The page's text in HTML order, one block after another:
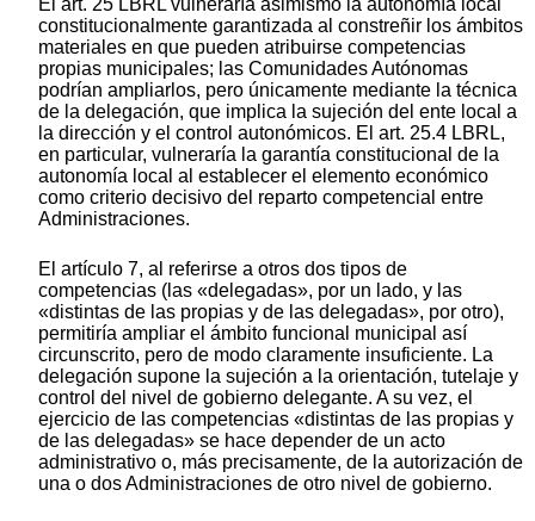
constitucionalmente garantizada al constreñir los ámbitos
materiales en que pueden atribuirse competencias
propias municipales; las Comunidades Autónomas
podrían ampliarlos, pero únicamente mediante la técnica
de la delegación, que implica la sujeción del ente local a
la dirección y el control autonómicos. El art. 25.4 LBRL,
en particular, vulneraría la garantía constitucional de la
autonomía local al establecer el elemento económico
como criterio decisivo del reparto competencial entre
Administraciones.
El artículo 7, al referirse a otros dos tipos de
competencias (las «delegadas», por un lado, y las
«distintas de las propias y de las delegadas», por otro),
permitiría ampliar el ámbito funcional municipal así
circunscrito, pero de modo claramente insuficiente. La
delegación supone la sujeción a la orientación, tutelaje y
control del nivel de gobierno delegante. A su vez, el
ejercicio de las competencias «distintas de las propias y
de las delegadas» se hace depender de un acto
administrativo o, más precisamente, de la autorización de
una o dos Administraciones de otro nivel de gobierno.